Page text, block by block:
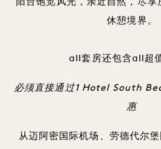
阳台饱览风光，亲近自然，尽享
休憩境界。
all套房还包含all超
必须直接通过1 Hotel South
惠
从迈阿密国际机场、劳德代尔